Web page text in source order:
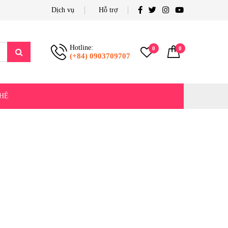
Dịch vụ Hỗ trợ
Hotline:
(+84) 0903709707
0 0